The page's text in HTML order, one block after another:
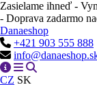
Zasielame ihneď -
- Doprava zadarmo
Danaeshop
+421 903 555 888
CZ SK